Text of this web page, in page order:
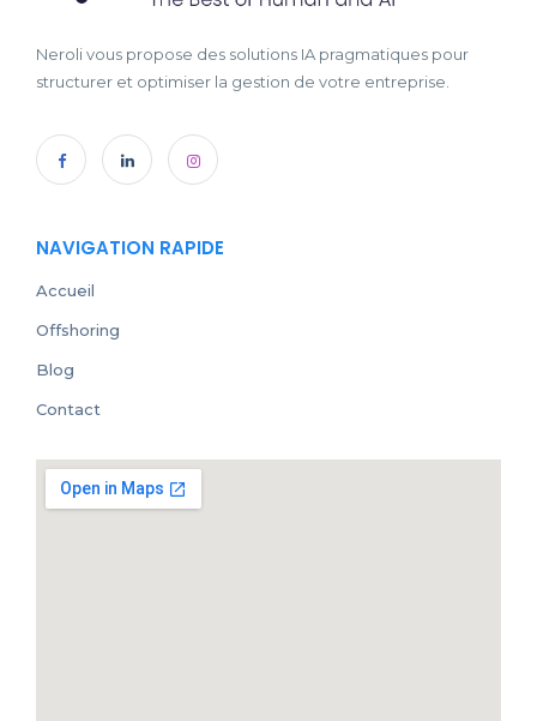
Neroli vous propose des solutions IA pragmatiques pour
structurer et optimiser la gestion de votre entreprise.
NAVIGATION RAPIDE
Accueil
Offshoring
Blog
Contact